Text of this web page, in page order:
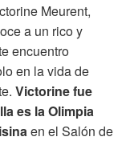
Meurent,
a un rico y
encuentro
en la vida de
Victorine fue
es la Olimpia
en el Salón de